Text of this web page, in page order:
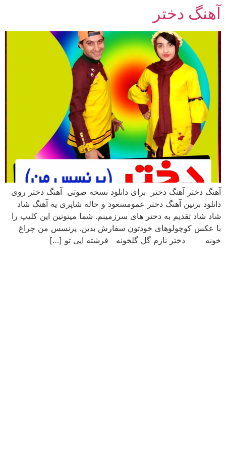
پرش
محتوا
آهنگ دختر
آهنگ دختر آهنگ دختر برای دانلود نسخه صوتی آهنگ دختر روی
دانلود بزنین آهنگ دختر عمومسعود و خاله شاپری یه آهنگ شاد
شاد شاد تقدیم به دختر های سرزمینم. شما میتونین این کلیپ را
با عکس کوچولوهای خودتون سفارش بدین. پرنسس من چراغ
خونه دختر نازم گل گلخونه فرشته ایی تو […]